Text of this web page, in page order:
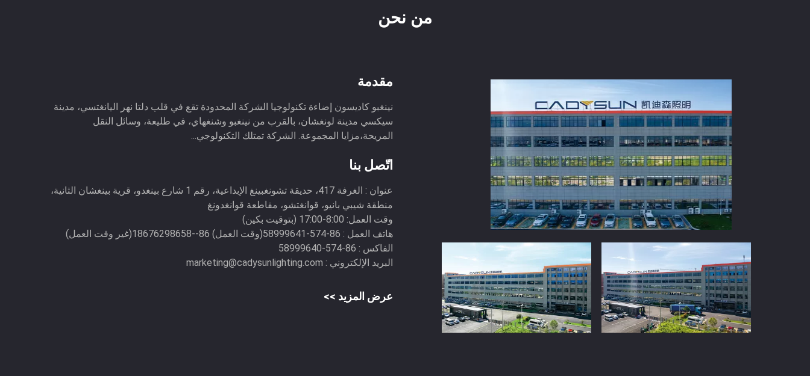
من نحن
مقدمة
نينغبو كاديسون إضاءة تكنولوجيا الشركة المحدودة تقع في قلب دلتا نهر اليانغتسي، مدينة
سيكسي مدينة لونغشان، بالقرب من نينغبو وشنغهاي، في طليعة، وسائل النقل
المريحة،مزايا المجموعة. الشركة تمتلك التكنولوجي...
اتّصل بنا
عنوان :
الغرفة 417، حديقة تشونغبينغ الإبداعية، رقم 1 شارع بينغدو، قرية بينغشان الثانية،
منطقة شيبي بانيو، قوانغتشو، مقاطعة قوانغدونغ
وقت العمل:
هاتف العمل : 86-574-58999641(وقت العمل) 86--18676298658(غير وقت العمل)
الفاكس : 86-574-58999640
البريد الإلكتروني : marketing@cadysunlighting.com
عرض المزيد >>